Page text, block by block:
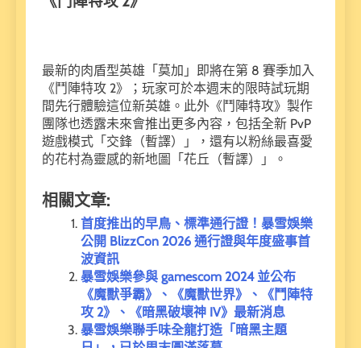
最新的肉盾型英雄「莫加」即將在第 8 賽季加入
《鬥陣特攻 2》；玩家可於本週末的限時試玩期
間先行體驗這位新英雄。此外《鬥陣特攻》製作
團隊也透露未來會推出更多內容，包括全新 PvP
遊戲模式「交鋒（暫譯）」，還有以粉絲最喜愛
的花村為靈感的新地圖「花丘（暫譯）」。
相關文章:
首度推出的早鳥、標準通行證！暴雪娛樂
公開 BlizzCon 2026 通行證與年度盛事首
波資訊
暴雪娛樂參與 gamescom 2024 並公布
《魔獸爭霸》、《魔獸世界》、《鬥陣特
攻 2》、《暗黑破壞神 IV》最新消息
暴雪娛樂聯手味全龍打造「暗黑主題